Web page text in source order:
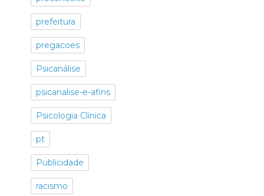
prefeitura
pregacoes
Psicanálise
psicanalise-e-afins
Psicologia Clínica
pt
Publicidade
racismo